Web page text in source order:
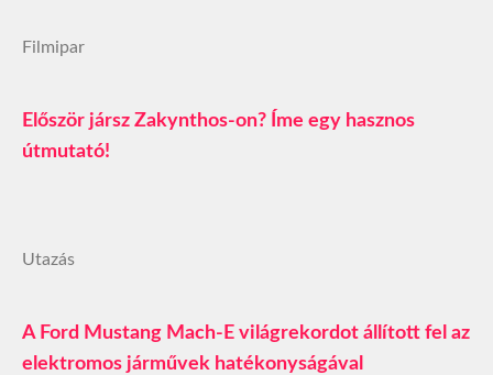
Filmipar
Először jársz Zakynthos-on? Íme egy hasznos
útmutató!
Utazás
A Ford Mustang Mach-E világrekordot állított fel az
elektromos járművek hatékonyságával